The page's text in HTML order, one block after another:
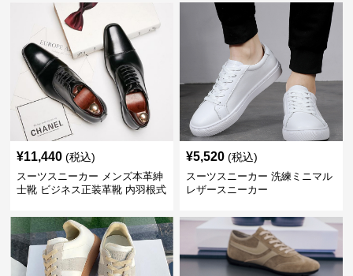
¥11,440 (税込)
スーツスニーカー メンズ本革紳
士靴 ビジネス正装革靴 内羽根式
¥5,520 (税込)
スーツスニーカー 洗練ミニマル
レザースニーカー